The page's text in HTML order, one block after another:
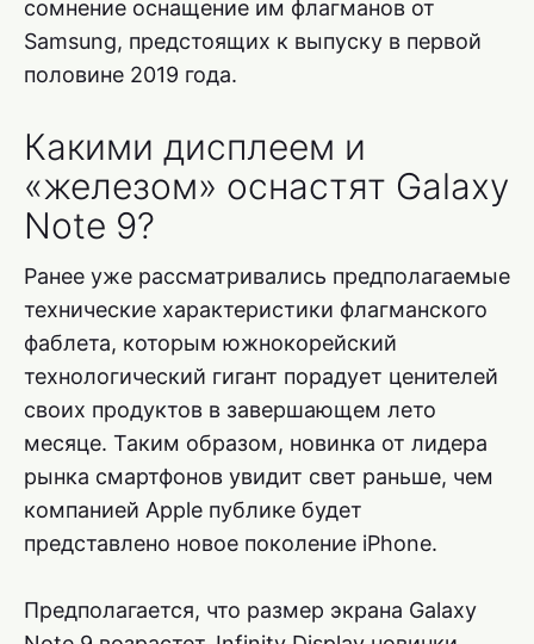
сомнение оснащение им флагманов от
Samsung, предстоящих к выпуску в первой
половине 2019 года.
Какими дисплеем и
«железом» оснастят Galaxy
Note 9?
Ранее уже рассматривались предполагаемые
технические характеристики флагманского
фаблета, которым южнокорейский
технологический гигант порадует ценителей
своих продуктов в завершающем лето
месяце. Таким образом, новинка от лидера
рынка смартфонов увидит свет раньше, чем
компанией Apple публике будет
представлено новое поколение iPhone.
Предполагается, что размер экрана Galaxy